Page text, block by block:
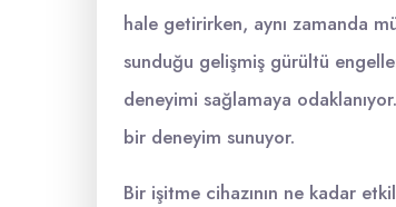
hale getirirken, aynı zamanda
sunduğu gelişmiş gürültü
deneyimi sağlamaya
bir deneyim sunuyor.
Bir işitme cihazının ne kadar